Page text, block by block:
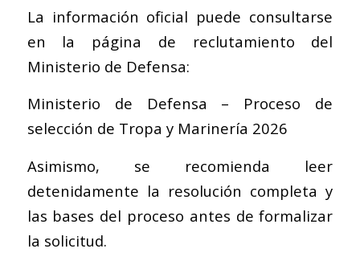
La información oficial puede consultarse
en la página de reclutamiento del
Ministerio de Defensa:
Ministerio de Defensa – Proceso de
selección de Tropa y Marinería 2026
Asimismo, se recomienda leer
detenidamente la resolución completa y
las bases del proceso antes de formalizar
la solicitud.